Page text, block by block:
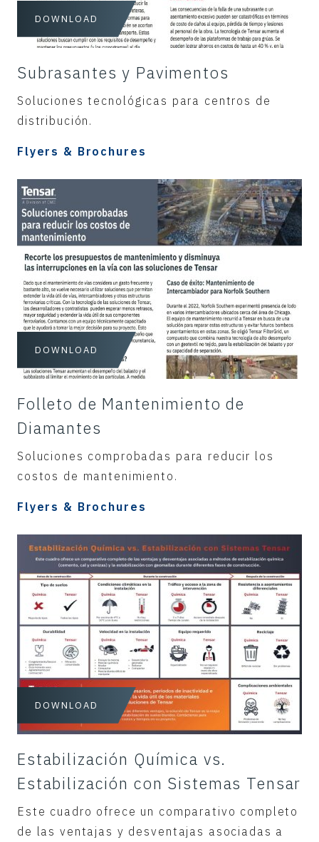
DOWNLOAD
Subrasantes y Pavimentos
Soluciones tecnológicas para centros de
distribución.
Flyers & Brochures
DOWNLOAD
Folleto de Mantenimiento de
Diamantes
Soluciones comprobadas para reducir los
costos de mantenimiento.
Flyers & Brochures
DOWNLOAD
Estabilización Química vs.
Estabilización con Sistemas Tensar
Este cuadro ofrece un comparativo completo
de las ventajas y desventajas asociadas a